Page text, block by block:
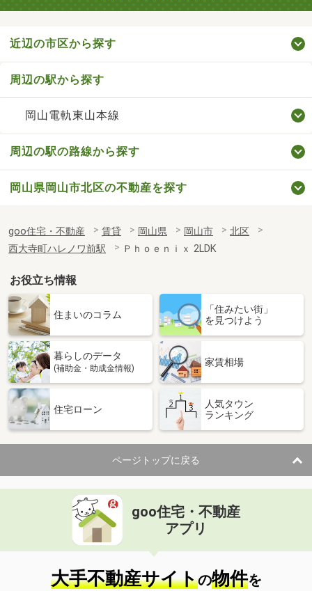
近辺の市区から探す
周辺の駅から探す
岡山電軌東山本線
周辺の駅の路線から探す
岡山県岡山市北区の不動産を探す
goo住宅・不動産 賃貸 岡山県 岡山市
北区
西大寺町ハレノワ前駅
Ｐｈｏｅｎｉｘ 2LDK
お役立ち情報
住まいのコラム
「住みたい街」
を見つけよう
暮らしのデータ
(補助金・助成金情報)
家賃相場
住宅ローン
人気タウン
ランキング
ページトップに戻る
goo住宅・不動産
アプリ
大手不動産サイトの物件を